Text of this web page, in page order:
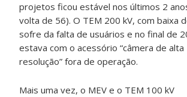
projetos ficou estável nos últimos 2
volta de 56). O TEM 200 kV, com baixa
sofre da falta de usuários e no final de
estava com o acessório “câmera de alta
resolução” fora de operação.
Mais uma vez, o MEV e o TEM 100 kV